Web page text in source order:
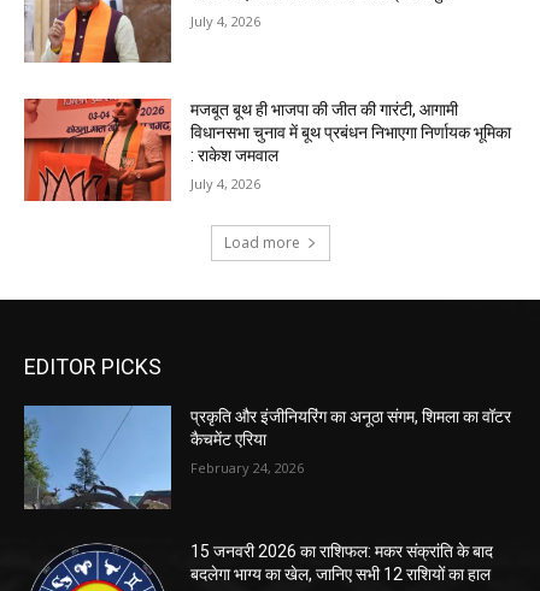
EDITOR PICKS
प्रकृति और इंजीनियरिंग का अनूठा संगम, शिमला का वॉटर
कैचमेंट एरिया
February 24, 2026
15 जनवरी 2026 का राशिफल: मकर संक्रांति के बाद
बदलेगा भाग्य का खेल, जानिए सभी 12 राशियों का हाल